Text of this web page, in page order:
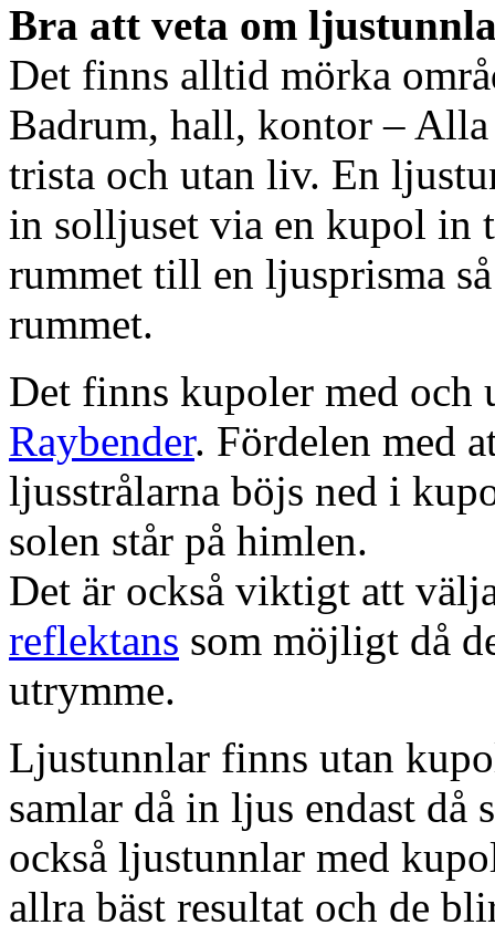
Bra att veta om
Det finns alltid mörka
Badrum, hall, kontor – Alla
trista och utan liv. En
in solljuset via en kupol in
rummet till en ljusprisma
rummet.
Det finns kupoler med och
Raybender. Fördelen med
ljusstrålarna böjs ned i
solen står på himlen.
Det är också viktigt att
reflektans som möjligt då
utrymme.
Ljustunnlar finns utan
samlar då in ljus endast då
också ljustunnlar med
allra bäst resultat och de